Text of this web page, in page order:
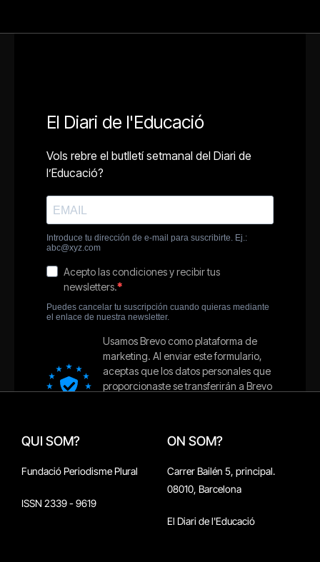
QUI SOM?
Fundació Periodisme Plural
ISSN 2339 - 9619
ON SOM?
Carrer Bailén 5, principal.
08010, Barcelona
El Diari de l'Educació